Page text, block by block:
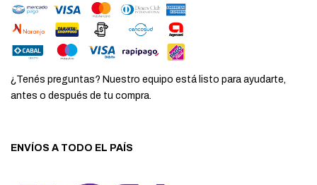
¿Tenés preguntas? Nuestro equipo está listo para ayudarte,
antes o después de tu compra.
ENVÍOS A TODO EL PAÍS